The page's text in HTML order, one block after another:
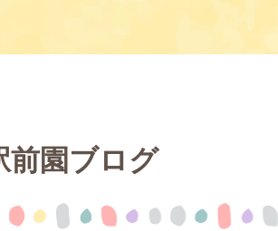
前園ブログ